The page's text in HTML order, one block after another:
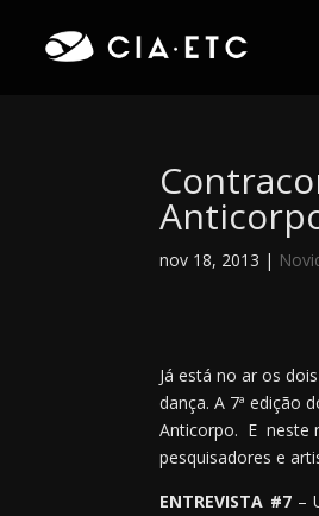
nov 18, 2013 |
Já está no ar os
dança. A 7ª edição
Anticorpo. E neste
pesquisadores e
ENTREVISTA #7–